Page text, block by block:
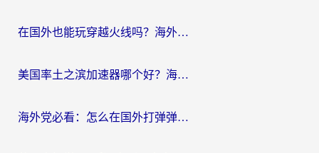
在国外也能玩穿越火线吗？海外玩家国服游戏畅玩终极指南
美国率土之滨加速器哪个好？海外党国服游戏畅玩终极指南（附多游戏解决方案）
海外党必看：怎么在国外打弹弹堂不卡？番茄加速器亲测指南